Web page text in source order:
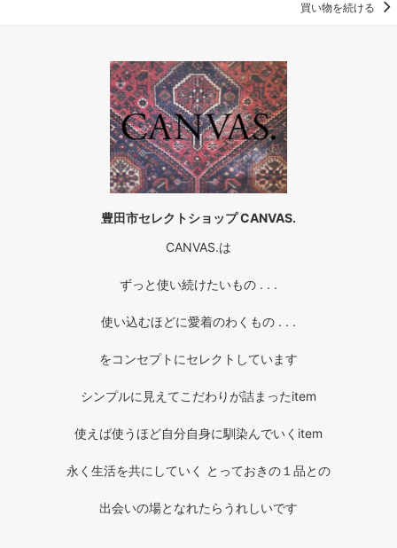
買い物を続ける
豊田市セレクトショップ CANVAS.
CANVAS.は
ずっと使い続けたいもの . . .
使い込むほどに愛着のわくもの . . .
をコンセプトにセレクトしています
シンプルに見えてこだわりが詰まったitem
使えば使うほど自分自身に馴染んでいくitem
永く生活を共にしていく とっておきの１品との
出会いの場となれたらうれしいです